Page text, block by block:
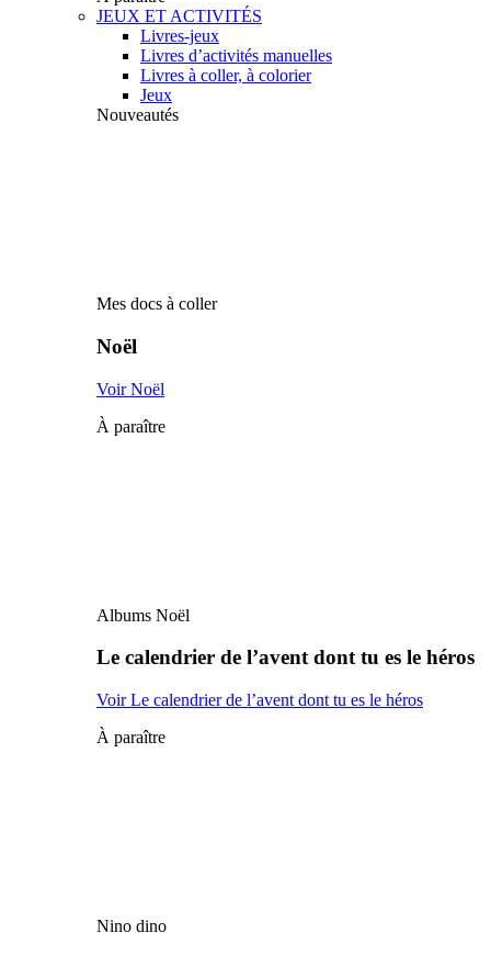
JEUX ET ACTIVITÉS
Livres-jeux
Livres d’activités manuelles
Livres à coller, à colorier
Jeux
Nouveautés
Mes docs à coller
Noël
Voir Noël
À paraître
Albums Noël
Le calendrier de l’avent dont tu es le héros
Voir Le calendrier de l’avent dont tu es le héros
À paraître
Nino dino